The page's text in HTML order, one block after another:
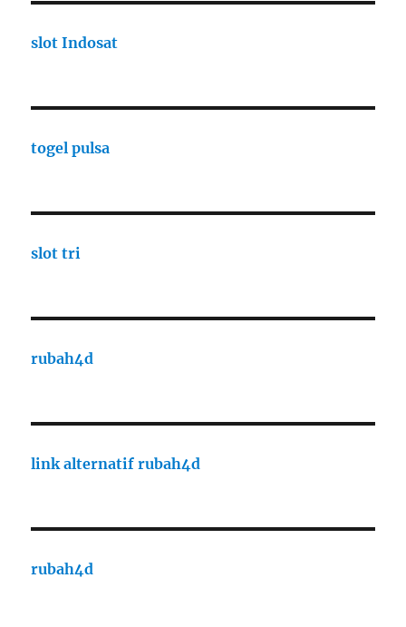
slot Indosat
togel pulsa
slot tri
rubah4d
link alternatif rubah4d
rubah4d